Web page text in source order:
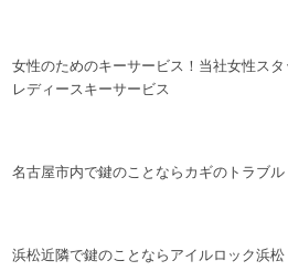
女性のためのキーサービス！当社女性スタ
レディースキーサービス
名古屋市内で鍵のことならカギのトラブ
浜松近隣で鍵のことならアイルロック浜松